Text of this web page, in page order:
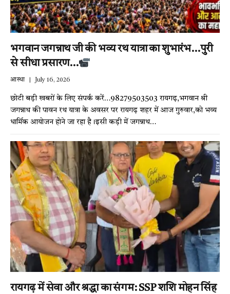
भगवान जगन्नाथ जी की भव्य रथ यात्रा का शुभारंभ…पुरी
से सीधा प्रसारण…
आस्था July 16, 2026
छोटी बड़ी खबरों के लिए संपर्क करें…98279503503 रायगढ़,भगवान श्री
जगन्नाथ की पावन रथ यात्रा के अवसर पर रायगढ़ शहर में आज गुरुवार,को भव्य
धार्मिक आयोजन होने जा रहा है।इसी कड़ी में जगन्नाथ…
रायगढ़ में सेवा और श्रद्धा का संगम: SSP शशि मोहन सिंह